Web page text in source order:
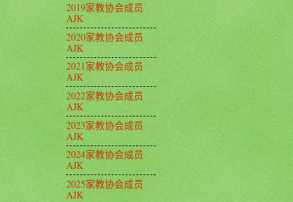
2019家教协会成员
AJK
2020家教协会成员
AJK
2021家教协会成员
AJK
2022家教协会成员
AJK
2023家教协会成员
AJK
2024家教协会成员
AJK
2025家教协会成员
AJK